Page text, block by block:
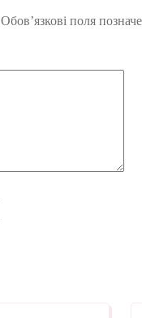
Обов’язкові поля